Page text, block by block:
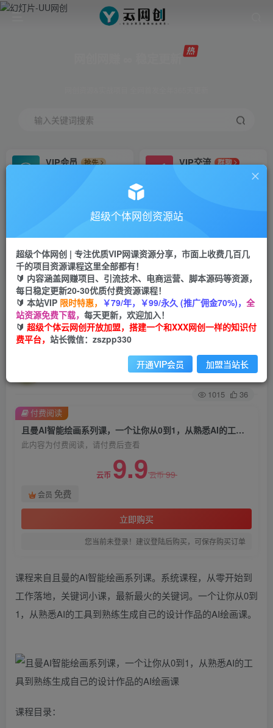
输入关键词搜索
VIP会员
抢先
VIP交流
群聊
研究探讨更多创业项目路子。
会员专属推广链接
招募站长
挂机
项目
脚本卡密
APP下载
GO
首页 创业课程 会员免费 正文
且曼AI智能绘画系列课，一个让你从0到1，从熟悉
AI的工具到熟练生成自己的设计作品的AI绘画课
关注 私信
1015 36
且曼AI智能绘画系列课，一个让你从0到1，从熟悉AI的工具到熟练生成自己的设计作品的AI绘画课
此内容为付费阅读，请付费后查看
云币 9.9云币99
会员 免费
立即购买
您当前未登录！建议登陆后购买，可保存购买订单
付费阅读
课程来自且曼的AI智能绘画系列课。系统课程，从零开始到
工作落地，关键词小课，最新最火的关键词。一个让你从0到
1，从熟悉AI的工具到熟练生成自己的设计作品的AI绘画课。
课程目录：
超级个体网创资源站
超级个体网创 | 专注优质VIP网课资源分享，市面上收费几百几
千的项目资源课程这里全部都有！
🔰 内容涵盖网赚项目、引流技术、电商运营、脚本源码等资源，
每日稳定更新20-30优质付费资源课程！
🔰 本站VIP 限时特惠， ￥79/年，￥99/永久 (推广佣金70%)， 全
站资源免费下载， 每天更新，欢迎加入！
🔰 超级个体云网创开放加盟，搭建一个和XXX网创一样的知识付
费平台， 站长微信：zszpp330
开通VIP会员 加盟当站长